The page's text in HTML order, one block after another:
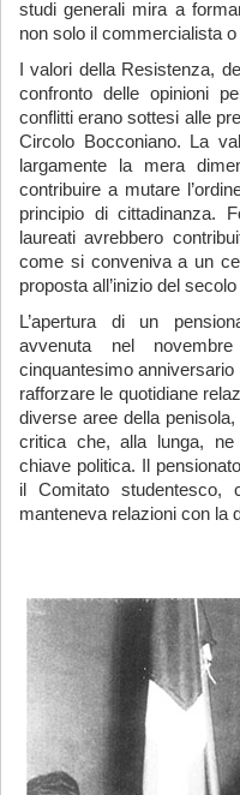
studi generali mira a
non solo il commercialista o
I valori della Resistenza,
confronto delle opinioni
conflitti erano sottesi alle
Circolo Bocconiano. La
largamente la mera
contribuire a mutare
principio di cittadinanza.
laureati avrebbero
come si conveniva a un
proposta all’inizio del
L’apertura di un
avvenuta nel
cinquantesimo anniversario
rafforzare le quotidiane
diverse aree della
critica che, alla lunga, ne
chiave politica. Il
il Comitato studentesco,
manteneva relazioni con la